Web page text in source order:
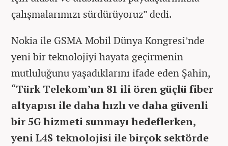
çalışmalarımızı sürdürüyoruz” dedi.
Nokia ile GSMA Mobil Dünya Kongresi’nde
yeni bir teknolojiyi hayata geçirmenin
mutluluğunu yaşadıklarını ifade eden Şahin,
“Türk Telekom’un 81 ili ören güçlü fiber
altyapısı ile daha hızlı ve daha güvenli
bir 5G hizmeti sunmayı hedeflerken,
yeni L4S teknolojisi ile birçok sektörde